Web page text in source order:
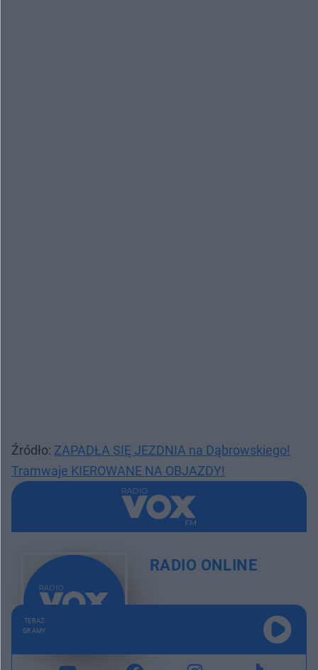
Źródło: ZAPADŁA SIĘ JEZDNIA na Dąbrowskiego!
Tramwaje KIEROWANE NA OBJAZDY!
RADIO ONLINE
TERAZ
GRAMY